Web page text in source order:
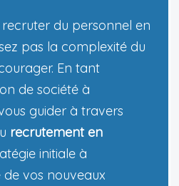
du personnel en
pas la complexité du
En tant
de société à
guider à travers
recrutement en
initiale à
de vos nouveaux